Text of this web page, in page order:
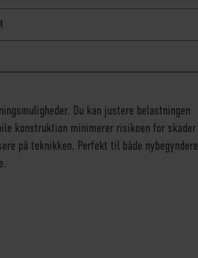
Du kan justere belastningen
konstruktion minimerer risikoen for skader
på teknikken. Perfekt til både nybegyndere